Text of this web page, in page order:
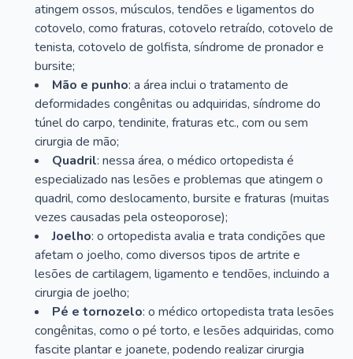
atingem ossos, músculos, tendões e ligamentos do
cotovelo, como fraturas, cotovelo retraído, cotovelo de
tenista, cotovelo de golfista, síndrome de pronador e
bursite;
Mão e punho: a área inclui o tratamento de
deformidades congênitas ou adquiridas, síndrome do
túnel do carpo, tendinite, fraturas etc., com ou sem
cirurgia de mão;
Quadril: nessa área, o médico ortopedista é
especializado nas lesões e problemas que atingem o
quadril, como deslocamento, bursite e fraturas (muitas
vezes causadas pela osteoporose);
Joelho: o ortopedista avalia e trata condições que
afetam o joelho, como diversos tipos de artrite e
lesões de cartilagem, ligamento e tendões, incluindo a
cirurgia de joelho;
Pé e tornozelo: o médico ortopedista trata lesões
congênitas, como o pé torto, e lesões adquiridas, como
fascite plantar e joanete, podendo realizar cirurgia